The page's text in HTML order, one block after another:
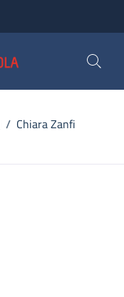
/ Chiara Zanfi